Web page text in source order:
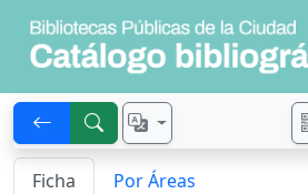
Ficha Por Áreas